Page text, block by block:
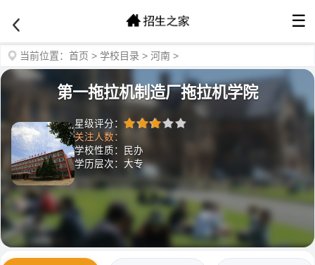
☰
当前位置： 首页 > 学校目录 > 河南 >
第一拖拉机制造厂拖拉机学院
星级评分：
关注人数：
学校性质：民办
学历层次：大专